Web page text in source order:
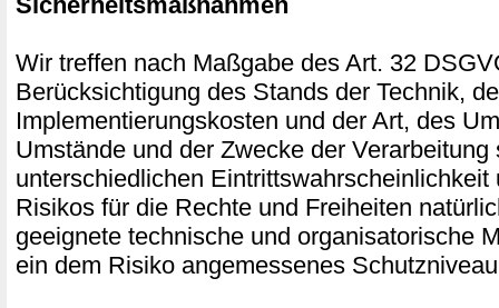
Wir treffen nach Maßgabe des Art. 32
Berücksichtigung des Stands der Technik,
Implementierungskosten und der Art, des
Umstände und der Zwecke der Verarbeitung
unterschiedlichen Eintrittswahrscheinlichkeit
Risikos für die Rechte und Freiheiten
geeignete technische und organisatorische
ein dem Risiko angemessenes